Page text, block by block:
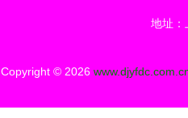
地址：
Copyright © 2026